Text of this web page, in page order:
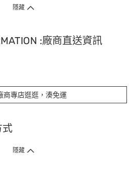
隱藏
:廠商直送資訊
商專店逛逛，湊免運
式
隱藏